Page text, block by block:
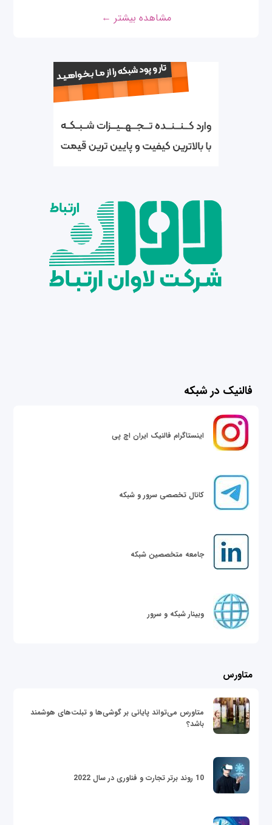
مشاهده بیشتر ←
فالنیک در شبکه
اینستاگرام فالنیک ایران اچ پی
کانال تخصصی سرور و شبکه
جامعه متخصصین شبکه
وبینار شبکه و سرور
متاورس
متاورس می‌تواند پایانی بر گوشی‌ها و تبلت‌های هوشمند
باشد؟
10 روند برتر تجارت و فناوری در سال 2022